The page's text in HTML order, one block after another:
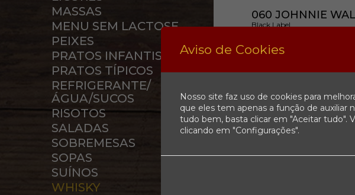
MASSAS
MENU SEM LACTOSE
PEIXES
PRATOS INFANTIS
PRATOS TÍPICOS
REFRIGERANTE/
ÁGUA/SUCOS
RISOTOS
SALADAS
SOBREMESAS
SOPAS
SUÍNOS
WHISKY
060 JOHNNIE
Black Label
Aviso de Cookies
Nosso site faz uso de cookies para
que eles tem apenas a função de auxiliar
tudo bem, basta clicar em "Aceitar tudo".
clicando em "Configurações".